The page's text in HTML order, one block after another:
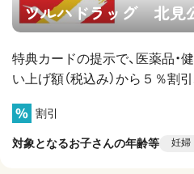
ツルハドラッグ 北見
特典カードの提示で、医薬品・
い上げ額（税込み）から５％割引
割引
対象となるお子さんの年齢等 妊婦